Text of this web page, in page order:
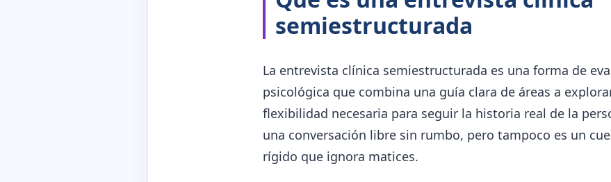
semiestructurada
La entrevista clínica semiestructurada es una forma de
psicológica que combina una guía clara de áreas a
flexibilidad necesaria para seguir la historia real de la
una conversación libre sin rumbo, pero tampoco es un
rígido que ignora matices.